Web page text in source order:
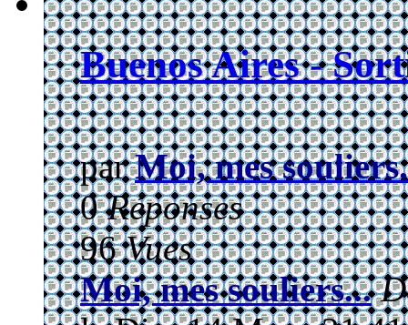
Buenos Aires -
parMoi, mes
0Réponses
96Vues
Moi, mes souliers...